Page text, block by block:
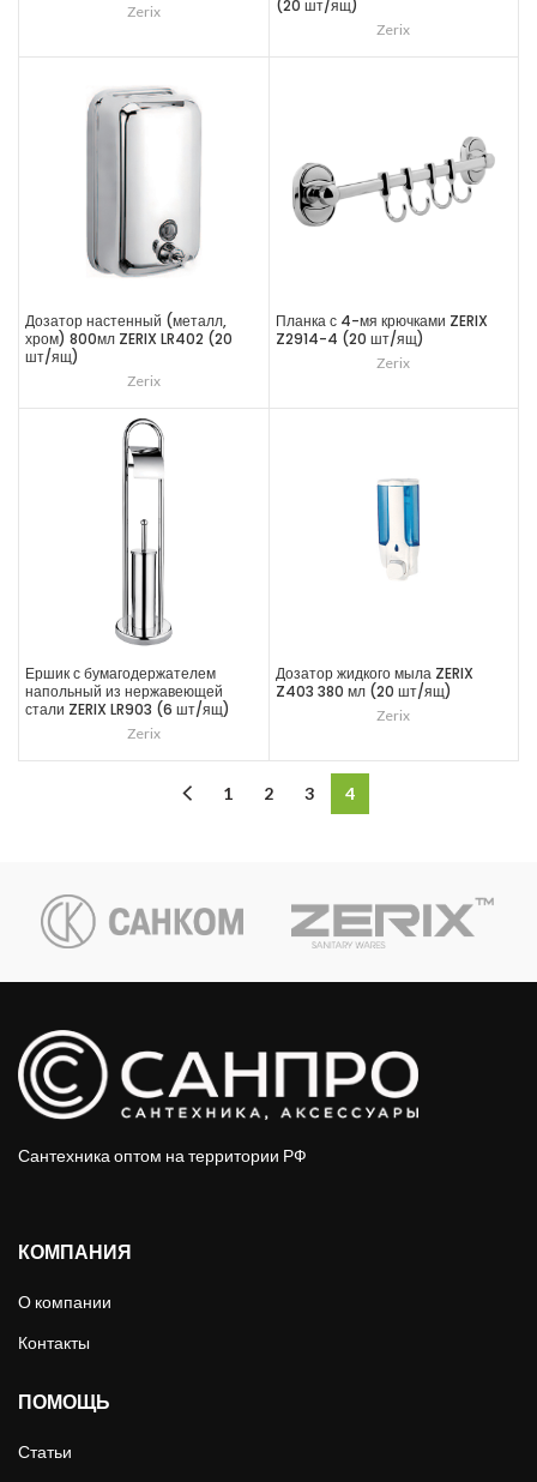
Zerix
(20 шт/ящ)
Zerix
Дозатор настенный (металл,
хром) 800мл ZERIX LR402 (20
шт/ящ)
Zerix
Планка с 4-мя крючками ZERIX
Z2914-4 (20 шт/ящ)
Zerix
Ершик с бумагодержателем
напольный из нержавеющей
стали ZERIX LR903 (6 шт/ящ)
Zerix
Дозатор жидкого мыла ZERIX
Z403 380 мл (20 шт/ящ)
Zerix
1 2 3 4
Сантехника оптом на территории РФ
КОМПАНИЯ
О компании
Контакты
ПОМОЩЬ
Статьи